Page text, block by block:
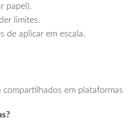
papel).
limites.
de aplicar em escala.
compartilhados em plataformas